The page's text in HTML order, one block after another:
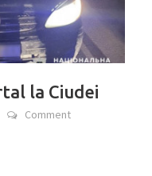
la Ciudei
Comment